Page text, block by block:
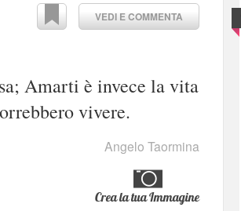
VEDI E COMMENTA
Amarti è invece la vita
vivere.
Angelo Taormina
Crea la tua Immagine